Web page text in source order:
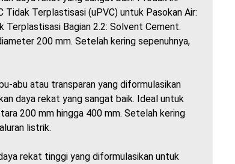
Terplastisasi (uPVC) untuk Pasokan Air:
Terplastisasi Bagian 2.2: Solvent Cement.
200 mm. Setelah kering sepenuhnya,
abu atau transparan yang diformulasikan
daya rekat yang sangat baik. Ideal untuk
200 mm hingga 400 mm. Setelah kering
listrik.
rekat tinggi yang diformulasikan untuk